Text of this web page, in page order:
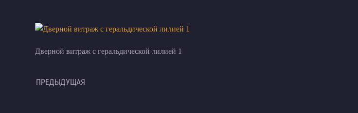
Дверной витраж с геральдической лилией 1
ПРЕДЫДУЩАЯ